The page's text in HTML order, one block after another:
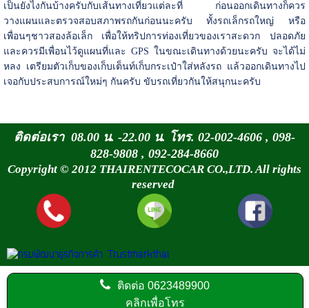
เป็นยังไงกันบ้างครับกับเส้นทางเที่ยวแต่ละที่ ก่อนออกเดินทางก็ควร
วางแผนและตรวจสอบสภาพรถกันก่อนนะครับ ทั้งรถเล็กรถใหญ่ หรือ
เพื่อนๆชาวสองล้อเล็ก เพื่อให้ทริปการท่องเที่ยวของเราสะดวก ปลอดภัย
และควรมีเพื่อนไว้ดูแผนที่และ GPS ในขณะเดินทางด้วยนะครับ จะได้ไม่
หลง เตรียมตัวเก็บของเก็บเต็นท์เก็บกระเป๋าใส่หลังรถ แล้วออกเดินทางไป
เจอกับประสบการณ์ใหม่ๆ กันครับ ขับรถเที่ยวกันให้สนุกนะครับ
ติดต่อเรา 08.00 น. -22.00 น. โทร. 02-002-4606 , 098-
828-9808 , 092-284-8660
Copyright © 2012 THAIRENTECOCAR CO.,LTD. All rights
reserved
ติดต่อ0623489900
คลิกเพื่อโทร